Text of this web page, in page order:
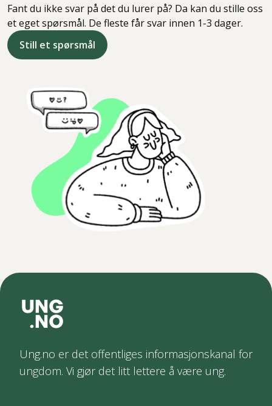
Fant du ikke svar på det du lurer på? Da kan du stille oss
et eget spørsmål. De fleste får svar innen 1-3 dager.
Still et spørsmål
Ung.no er det offentliges informasjonskanal for
ungdom. Vi gjør det litt lettere å være ung.